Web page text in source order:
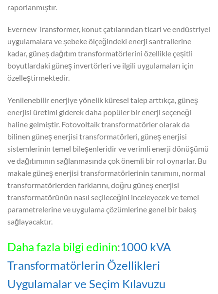
raporlanmıştır.
Evernew Transformer, konut çatılarından ticari ve endüstriyel
uygulamalara ve şebeke ölçeğindeki enerji santrallerine
kadar, güneş dağıtım transformatörlerini özellikle çeşitli
boyutlardaki güneş invertörleri ve ilgili uygulamaları için
özelleştirmektedir.
Yenilenebilir enerjiye yönelik küresel talep arttıkça, güneş
enerjisi üretimi giderek daha popüler bir enerji seçeneği
haline gelmiştir. Fotovoltaik transformatörler olarak da
bilinen güneş enerjisi transformatörleri, güneş enerjisi
sistemlerinin temel bileşenleridir ve verimli enerji dönüşümü
ve dağıtımının sağlanmasında çok önemli bir rol oynarlar. Bu
makale güneş enerjisi transformatörlerinin tanımını, normal
transformatörlerden farklarını, doğru güneş enerjisi
transformatörünün nasıl seçileceğini inceleyecek ve temel
parametrelerine ve uygulama çözümlerine genel bir bakış
sağlayacaktır.
Daha fazla bilgi edinin:1000 kVA
Transformatörlerin Özellikleri
Uygulamalar ve Seçim Kılavuzu